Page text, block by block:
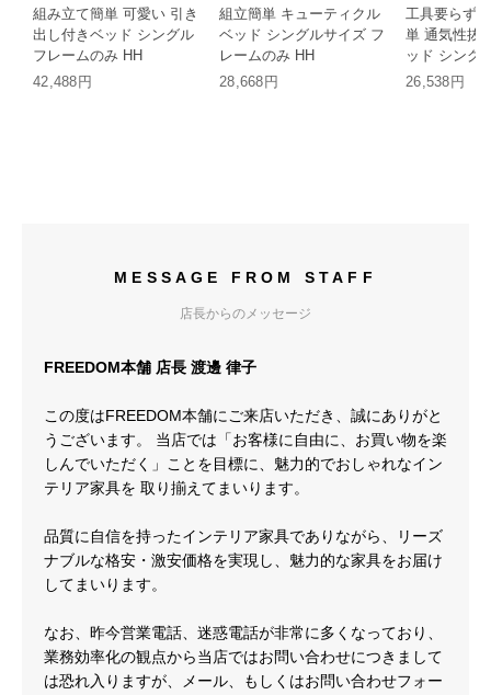
組み立て簡単 可愛い 引き
出し付きベッド シングル
フレームのみ HH
42,488円
組立簡単 キューティクル
ベッド シングルサイズ フ
レームのみ HH
28,668円
工具要らず
単 通気性抜
ッド シング
26,538円
MESSAGE FROM STAFF
店長からのメッセージ
FREEDOM本舗 店長 渡邊 律子
この度はFREEDOM本舗にご来店いただき、誠にありがと
うございます。 当店では「お客様に自由に、お買い物を楽
しんでいただく」ことを目標に、魅力的でおしゃれなイン
テリア家具を 取り揃えてまいります。
品質に自信を持ったインテリア家具でありながら、リーズ
ナブルな格安・激安価格を実現し、魅力的な家具をお届け
してまいります。
なお、昨今営業電話、迷惑電話が非常に多くなっており、
業務効率化の観点から当店ではお問い合わせにつきまして
は恐れ入りますが、メール、もしくはお問い合わせフォー